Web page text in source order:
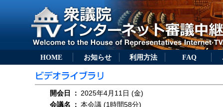
HOME お知らせ 利用方法 FAQ
開会日 ： 2025年4月11日 (金)
会議名
： 本会議 (1時間58分)